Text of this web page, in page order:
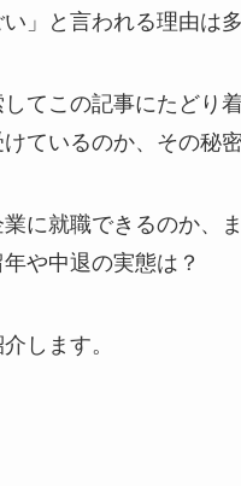
」と言われる理由は
てこの記事にたどり
ているのか、その秘
に就職できるのか、
や中退の実態は？
します。